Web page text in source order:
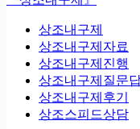
상조내구제
상조내구제자료
상조내구제진행
상조내구제질문
상조내구제후기
상조스피드상담